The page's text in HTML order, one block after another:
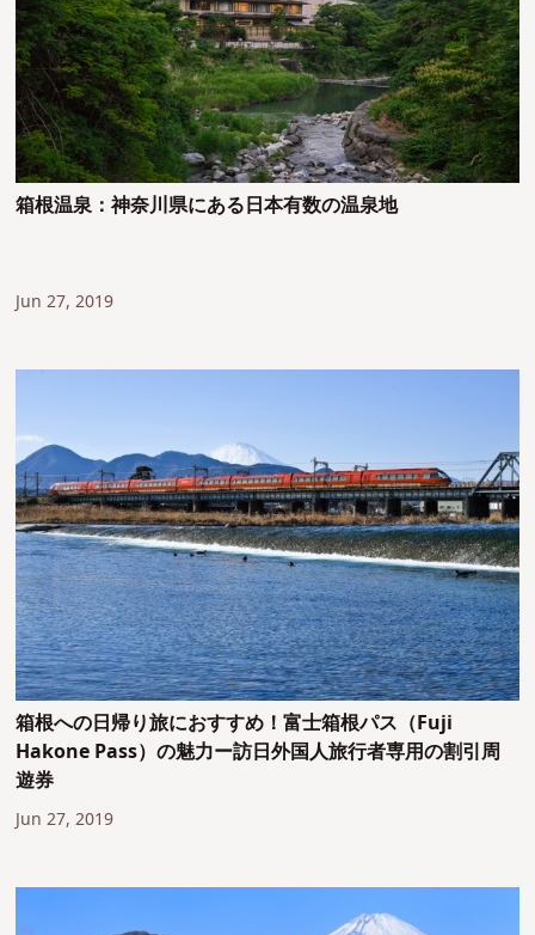
箱根温泉：神奈川県にある日本有数の温泉地
Jun 27, 2019
箱根への日帰り旅におすすめ！富士箱根パス（Fuji
Hakone Pass）の魅力ー訪日外国人旅行者専用の割引周
遊券
Jun 27, 2019